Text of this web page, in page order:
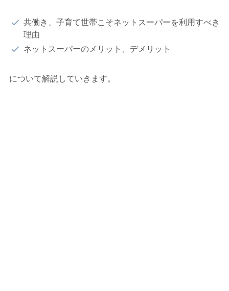
共働き、子育て世帯こそネットスーパーを利用すべき
理由
ネットスーパーのメリット、デメリット
について解説していきます。